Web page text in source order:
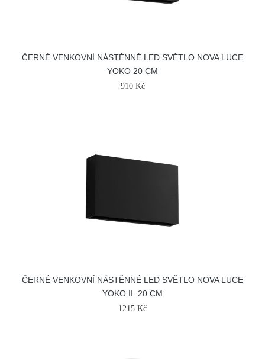
ČERNÉ VENKOVNÍ NÁSTĚNNÉ LED SVĚTLO NOVA LUCE
YOKO 20 CM
910 Kč
ČERNÉ VENKOVNÍ NÁSTĚNNÉ LED SVĚTLO NOVA LUCE
YOKO II. 20 CM
1215 Kč